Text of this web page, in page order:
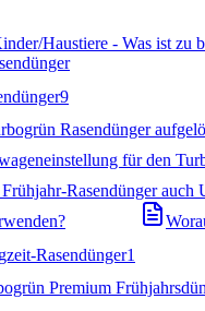
Haustiere - Was ist zu
9
Rasendünger
für den
Rasendünger auch
Rasendünger1
Premium